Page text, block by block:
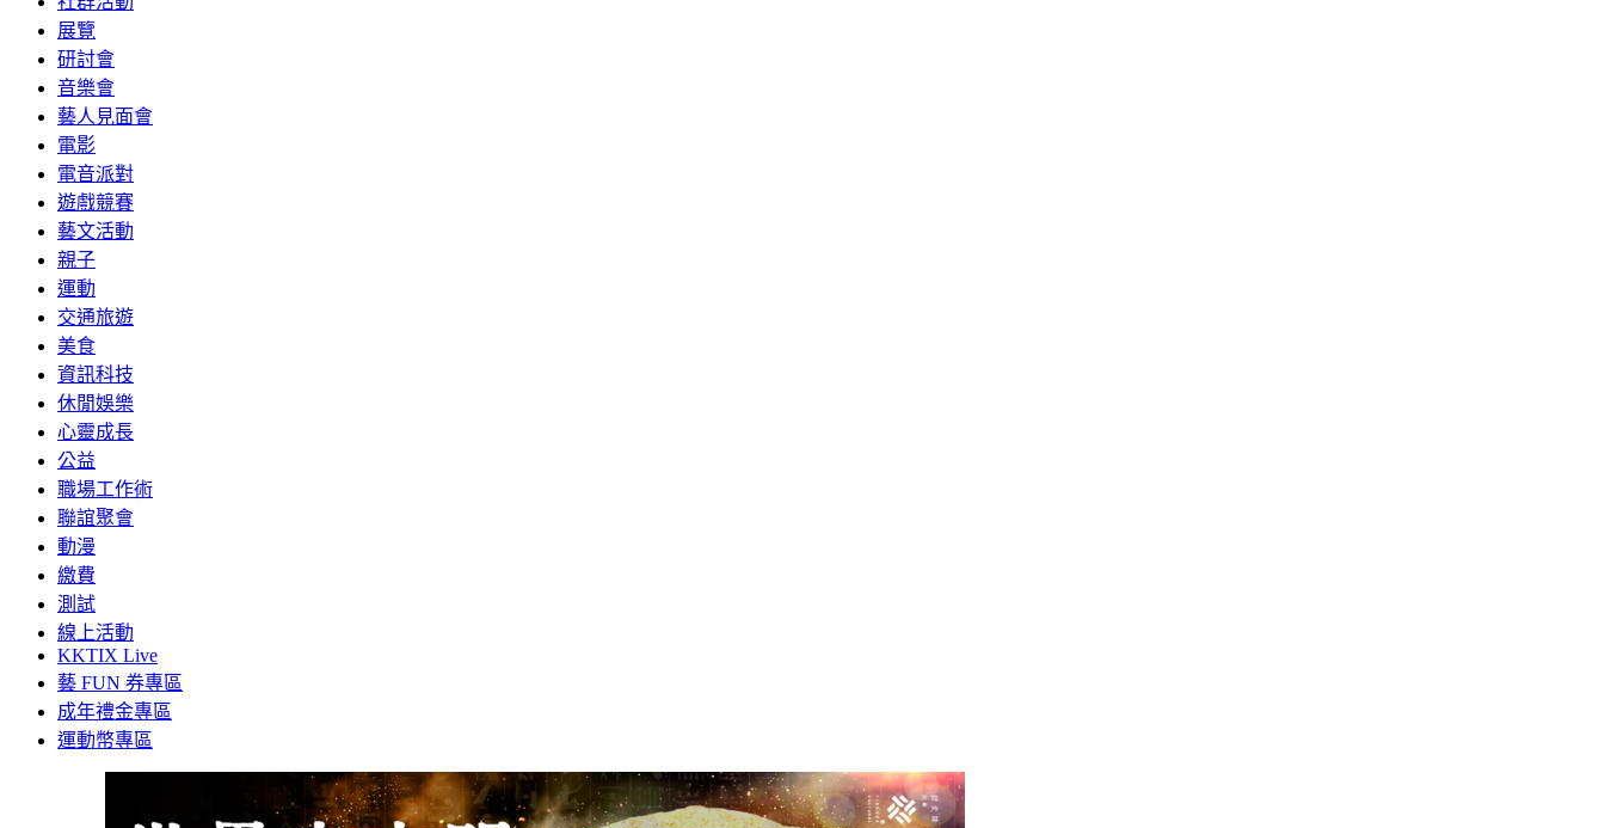
展覽
研討會
音樂會
藝人見面會
電影
電音派對
遊戲競賽
藝文活動
親子
運動
交通旅遊
美食
資訊科技
休閒娛樂
心靈成長
公益
職場工作術
聯誼聚會
動漫
繳費
測試
線上活動
KKTIX Live
藝 FUN 券專區
成年禮金專區
運動幣專區